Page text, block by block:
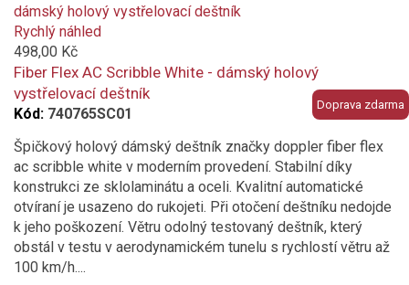
proužek
puntík
s motivem
Materiál konstrukce
ocelová konstrukce
dřevo
karbon
is
added
to
compare
Doprava zdarma
Rychlý náhled
498,00 Kč
Fiber Flex AC Scribble White - dámský holový
vystřelovací deštník
Kód: 740765SC01
Špičkový holový dámský deštník značky doppler fiber flex
ac scribble white v moderním provedení. Stabilní díky
konstrukci ze sklolaminátu a oceli. Kvalitní automatické
otvíraní je usazeno do rukojeti. Při otočení deštníku nedojde
k jeho poškození. Větru odolný testovaný deštník, který
obstál v testu v aerodynamickém tunelu s rychlostí větru až
100 km/h....